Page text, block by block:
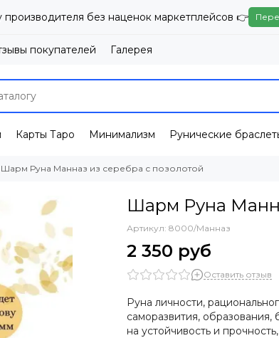
производителя без наценок маркетплейсов 👉
покупателей Галерея
Карты Таро Минимализм Рунические
Шарм Руна Манназ из серебра с позолотой
Шарм Руна
Артикул: 8000/Манназ
2 350 руб
Оставить отзыв
Руна личности,
саморазвития,
на устойчивость и